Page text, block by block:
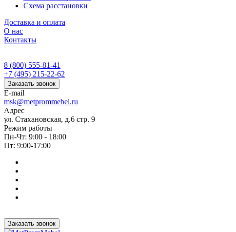
Схема расстановки
Доставка и оплата
О нас
Контакты
8 (800) 555-81-41
+7 (495) 215-22-62
Заказать звонок
E-mail
msk@metprommebel.ru
Адрес
ул. Стахановская, д.6 стр. 9
Режим работы
Пн-Чт: 9:00 - 18:00
Пт: 9:00-17:00
Заказать звонок